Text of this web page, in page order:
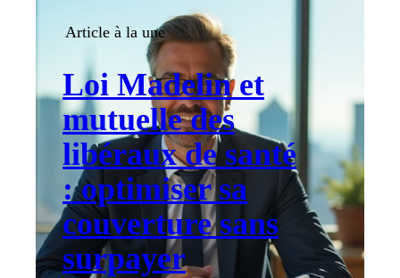
Article à la une
Loi Madelin et
mutuelle des
libéraux de santé
: optimiser sa
couverture sans
surpayer